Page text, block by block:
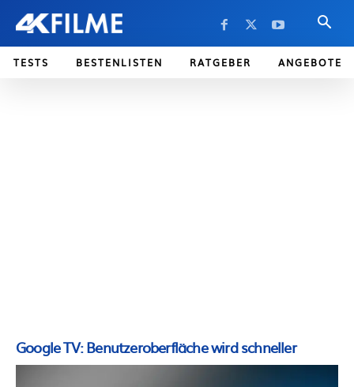
TESTS BESTENLISTEN RATGEBER ANGEBOTE
Google TV: Benutzeroberfläche wird schneller